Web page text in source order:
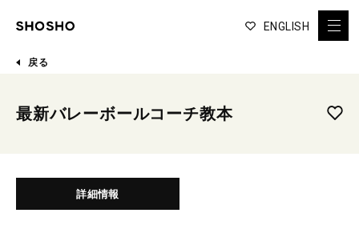
ENGLISH
戻る
最新バレーボールコーチ教本
詳細情報